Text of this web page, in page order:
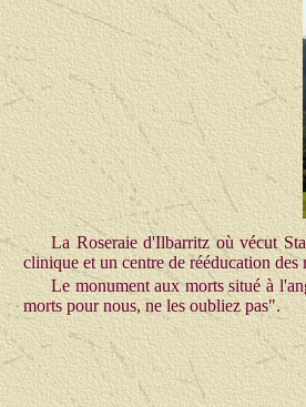
La Roseraie d'Ilbarritz où vécut
clinique et un centre de rééducation
Le monument aux morts situé à
morts pour nous, ne les oubliez pas".